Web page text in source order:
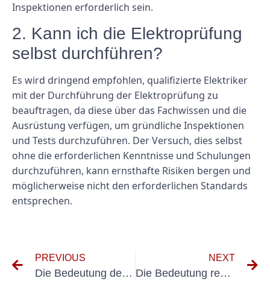
Inspektionen erforderlich sein.
2. Kann ich die Elektroprüfung
selbst durchführen?
Es wird dringend empfohlen, qualifizierte Elektriker
mit der Durchführung der Elektroprüfung zu
beauftragen, da diese über das Fachwissen und die
Ausrüstung verfügen, um gründliche Inspektionen
und Tests durchzuführen. Der Versuch, dies selbst
ohne die erforderlichen Kenntnisse und Schulungen
durchzuführen, kann ernsthafte Risiken bergen und
möglicherweise nicht den erforderlichen Standards
entsprechen.
PREVIOUS
Die Bedeutung der Prüfung elektrischer Systeme im Markenrecht verstehen
NEXT
Die Bedeutung regelmäßiger Inspektionen tragbarer Geräte: Erkenntnisse von Patentanwälten